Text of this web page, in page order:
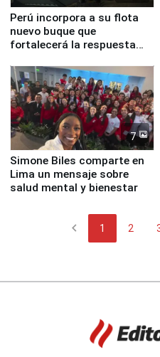
Perú incorpora a su flota
nuevo buque que
fortalecerá la respuesta
7
Simone Biles comparte en
Lima un mensaje sobre
salud mental y bienestar
chevron_left 1 2